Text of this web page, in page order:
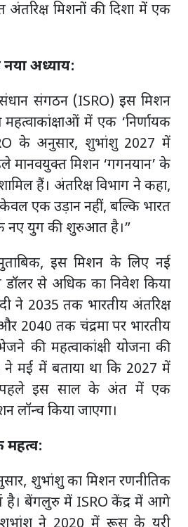
मिशनों की दिशा में एक
नया अध्याय:
संगठन (ISRO) इस मिशन
में एक ‘निर्णायक
के अनुसार, शुभांशु 2027 में
मानवयुक्त मिशन ‘गगनयान’ के
हैं। अंतरिक्ष विभाग ने कहा,
केवल एक उड़ान नहीं, बल्कि भारत
नए युग की शुरुआत है।”
मुताबिक, इस मिशन के लिए नई
डॉलर से अधिक का निवेश किया
ने 2035 तक भारतीय अंतरिक्ष
2040 तक चंद्रमा पर भारतीय
की महत्वाकांक्षी योजना की
ने मई में बताया था कि 2027 में
पहले इस साल के अंत में एक
लॉन्च किया जाएगा।
महत्व:
शुभांशु का मिशन रणनीतिक
है। बेंगलुरु में ISRO केंद्र में आगे